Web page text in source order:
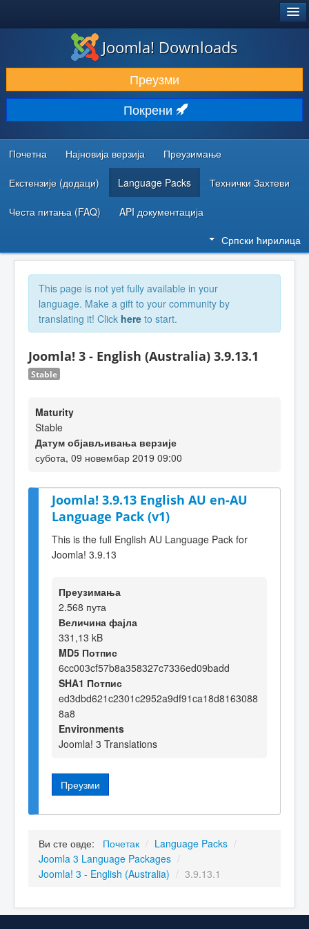
ПРЕУЗИМАЊЕ И ПРОШИРЕЊА (ЕКСТЕНЗИЈЕ)
ОТКРИЈТЕ И НАУЧИТЕ
ЗАЈЕДНИЦА И ПОДРШКА
РЕСУРСИ ЗА РАЗВОЈ
Joomla! Downloads
Преузми
Покрени
Почетна Најновија верзија Преузимање
Екстензије (додаци) Language Packs Технички Захтеви
Честа питања (FAQ) API документација
Српски ћирилица
This page is not yet fully available in your
language. Make a gift to your community by
translating it! Click here to start.
Joomla! 3 - English (Australia) 3.9.13.1
Stable
Maturity
Stable
Датум објављивања верзије
субота, 09 новембар 2019 09:00
Joomla! 3.9.13 English AU en-AU
Language Pack (v1)
This is the full English AU Language Pack for
Joomla! 3.9.13
Преузимања
2.568 пута
Величина фајла
331,13 kB
MD5 Потпис
6cc003cf57b8a358327c7336ed09badd
SHA1 Потпис
ed3dbd621c2301c2952a9df91ca18d8163088
8a8
Environments
Joomla! 3 Translations
Преузми
Ви сте овде: Почетак / Language Packs /
Joomla 3 Language Packages /
Joomla! 3 - English (Australia) / 3.9.13.1